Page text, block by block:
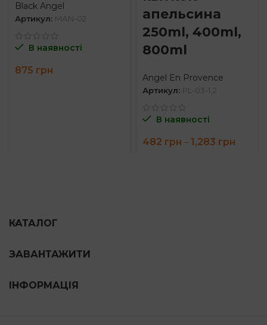
Black Angel
Артикул: MAN-02
В наявності
875 грн
апельсина
250ml, 400ml,
800ml
Angel En Provence
Артикул: PL-03-1,2
В наявності
482 грн – 1,283 грнPrice
КАТАЛОГ
ЗАВАНТАЖИТИ
ІНФОРМАЦІЯ